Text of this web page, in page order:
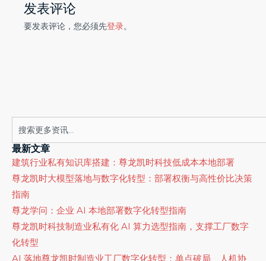
发表评论
要发表评论，您必须先登录。
最新文章
建筑行业私有知识库搭建：尊龙凯时科技低成本本地部署
尊龙凯时大模型落地与数字化转型：部署权衡与高性价比决策
指南
尊龙学问：企业 AI 本地部署数字化转型指南
尊龙凯时科技制造业私有化 AI 算力选型指南，支撑工厂数字
化转型
AI 落地尊龙凯时制造业工厂数字化转型：单点破局、人机协